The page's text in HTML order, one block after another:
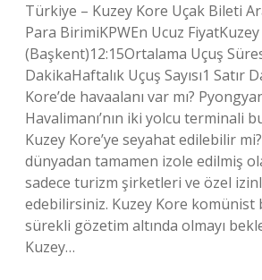
Türkiye – Kuzey Kore Uçak Bileti
Para BirimiKPWEn Ucuz
(Başkent)12:15Ortalama Uçuş
DakikaHaftalık Uçuş Sayısı1 Satır
Kore’de havaalanı var mı?
Havalimanı’nın iki yolcu terminali
Kuzey Kore’ye seyahat edilebilir
dünyadan tamamen izole edilmiş
sadece turizm şirketleri ve özel
edebilirsiniz. Kuzey Kore komünist
sürekli gözetim altında olmayı
Kuzey…